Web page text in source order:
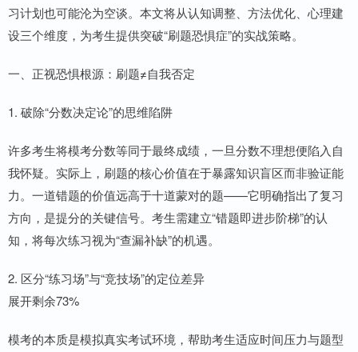
习计划也可能沦为空谈。本文将从认知调整、方法优化、心理建
设三个维度，为考生提供突破“刷题恐惧症”的实战策略。
一、正视恐惧根源：刷题≠自我否定
1. 破除“分数决定论”的思维陷阱
许多考生将模考分数等同于最终成绩，一旦分数不理想便陷入自
我怀疑。实际上，刷题的核心价值在于暴露知识盲区而非验证能
力。一道错题的价值远高于十道蒙对的题——它明确指出了复习
方向，是提分的关键信号。考生需建立“错题即进步阶梯”的认
知，将每次练习视为“查漏补缺”的机遇。
2. 区分“练习场”与“竞技场”的定位差异
展开剩余73%
模考的本质是模拟真实考试环境，帮助考生适应时间压力与题型